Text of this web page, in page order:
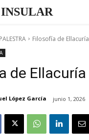
Filosofía de Ellacuría
de Ellacuría
López García junio 1, 2026